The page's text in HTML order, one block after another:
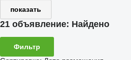
показать
21 объявление: Найдено
Фильтр